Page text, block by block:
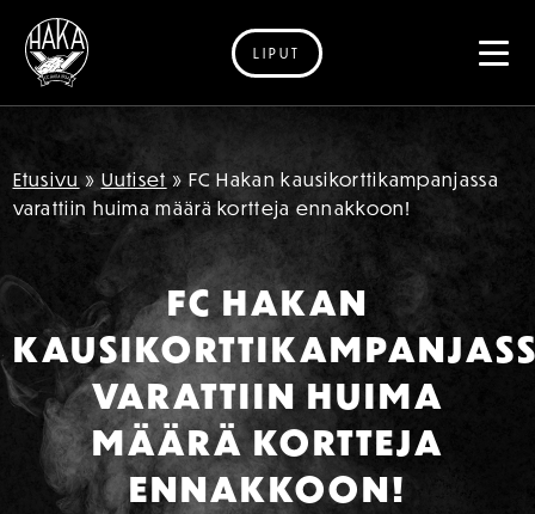
Siirry sisältöön
LIPUT
Etusivu » Uutiset » FC Hakan kausikorttikampanjassa
varattiin huima määrä kortteja ennakkoon!
FC HAKAN
VARATTIIN HUIMA
MÄÄRÄ KORTTEJA
ENNAKKOON!